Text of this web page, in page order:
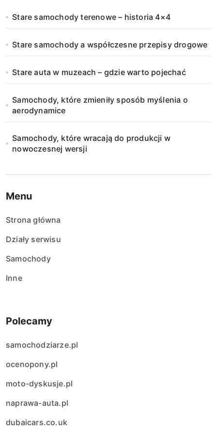
n
i
c
o
w
a
i
i
s
Stare samochody terenowe – historia 4×4
Stare samochody a współczesne przepisy drogowe
Stare auta w muzeach – gdzie warto pojechać
Samochody, które zmieniły sposób myślenia o
aerodynamice
Samochody, które wracają do produkcji w
nowoczesnej wersji
Menu
Strona główna
Działy serwisu
Samochody
Inne
Polecamy
samochodziarze.pl
ocenopony.pl
moto-dyskusje.pl
naprawa-auta.pl
dubaicars.co.uk